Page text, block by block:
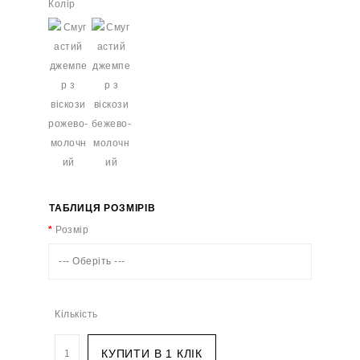
Колір
ТАБЛИЦЯ РОЗМІРІВ
Розмір
--- Оберіть ---
Кількість
КУПИТИ В 1 КЛІК